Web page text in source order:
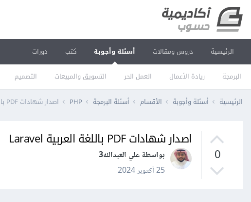
الرئيسية دروس ومقالات أسئلة وأجوبة
البرمجة ريادة الأعمال العمل الحر التسويق والمبيعات التصميم
كتب دورات
الرئيسية أسئلة وأجوبة الأقسام أسئلة البرمجة PHP اصدار شهادات PDF باللغة العربية Laravel
0
اصدار شهادات PDF باللغة العربية Laravel
بواسطة علي العبدالله3
25 أكتوبر 2024